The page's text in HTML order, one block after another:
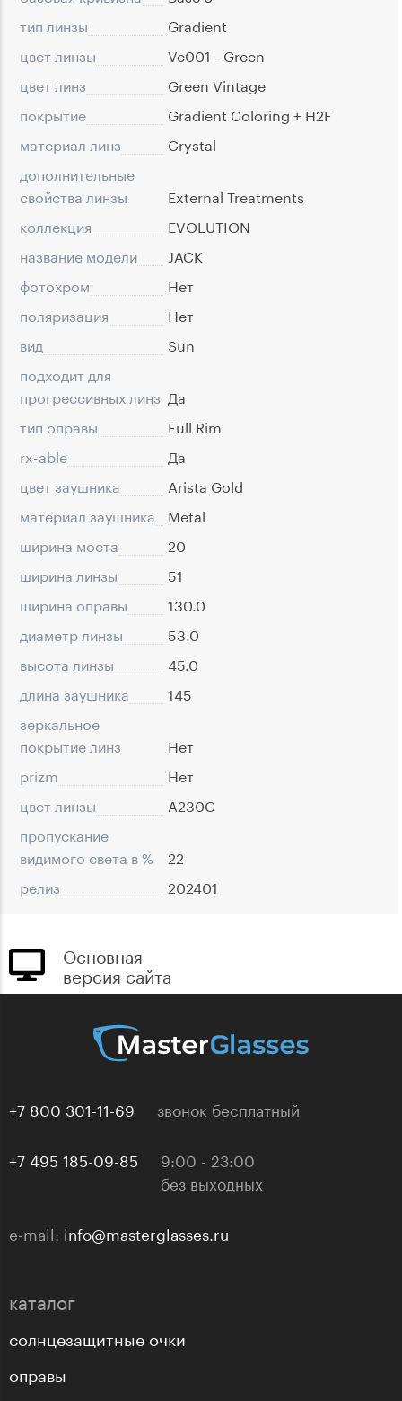
тип линзы
Gradient
цвет линзы
Ve001 - Green
цвет линз
Green Vintage
покрытие
Gradient Coloring + H2F
материал линз
Crystal
дополнительные
свойства линзы
External Treatments
коллекция
EVOLUTION
название модели
JACK
фотохром
Нет
поляризация
Нет
вид
Sun
подходит для
прогрессивных линз Да
тип оправы
Full Rim
rx-able
Да
цвет заушника
Arista Gold
материал заушника
Metal
ширина моста
20
ширина линзы
51
ширина оправы
130.0
диаметр линзы
53.0
высота линзы
45.0
длина заушника
145
зеркальное
покрытие линз
Нет
prizm
Нет
цвет линзы
A230C
пропускание
видимого света в %
22
релиз
202401
Основная
версия сайта
+7 800 301-11-69 звонок бесплатный
+7 495 185-09-85
9:00 - 23:00
без выходных
e-mail: info@masterglasses.ru
каталог
солнцезащитные очки
оправы